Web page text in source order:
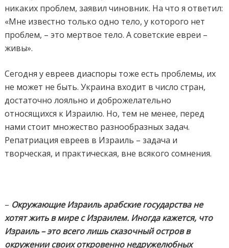
никаких проблем, заявил чиновник. На что я ответил:
«Мне известно только одно тело, у которого нет
проблем, – это мертвое тело. А советские евреи –
живы».
Сегодня у евреев диаспоры тоже есть проблемы, их
не может не быть. Украина входит в число стран,
достаточно лояльно и доброжелательно
относящихся к Израилю. Но, тем не менее, перед
нами стоит множество разнообразных задач.
Репатриация евреев в Израиль – задача и
творческая, и практическая, вне всякого сомнения.
– Окружающие Израиль арабские государства не
хотят жить в мире с Израилем. Иногда кажется, что
Израиль – это всего лишь сказочный остров в
окружении своих откровенно недружелюбных